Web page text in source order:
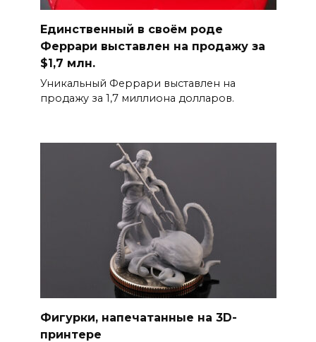
Единственный в своём роде
Феррари выставлен на продажу за
$1,7 млн.
Уникальный Феррари выставлен на
продажу за 1,7 миллиона долларов.
Фигурки, напечатанные на 3D-
принтере